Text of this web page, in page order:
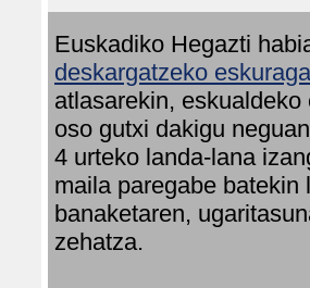
Euskadiko Hegazti
deskargatzeko
atlasarekin,
oso gutxi dakigu
4 urteko landa-lana
maila paregabe
banaketaren,
zehatza.